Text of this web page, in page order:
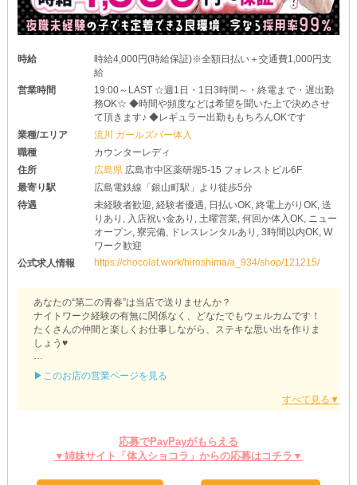
時給
時給4,000円(時給保証)※全額日払い＋交通費1,000円支
給
営業時間
19:00～LAST ☆週1日・1日3時間～・終電まで・遅出勤
務OK☆ ◆時間や頻度などは希望を聞いた上で決めさせ
て頂きます♪ ◆レギュラー出勤ももちろんOKです
業種/エリア
流川 ガールズバー体入
職種
カウンターレディ
住所
広島県 広島市中区薬研堀5-15 フォレストビル6F
最寄り駅
広島電鉄線「銀山町駅」より徒歩5分
待遇
未経験者歓迎, 経験者優遇, 日払いOK, 終電上がりOK, 送
りあり, 入店祝い金あり, 土曜営業, 何回か体入OK, ニュー
オープン, 寮完備, ドレスレンタルあり, 3時間以内OK, W
ワーク歓迎
公式求人情報
https://chocolat.work/hiroshima/a_934/shop/121215/
あなたの“第二の青春”は当店で送りませんか？
ナイトワーク経験の有無に関係なく、どなたでもウェルカムです！
たくさんの仲間と楽しくお仕事しながら、ステキな思い出を作りま
しょう♥
過去のご活躍ぶりを最大限考慮のうえ、入店条件を『優遇』します
待遇面のご希望やご相談があれば、面接時に遠慮なくお伝えくださ
▶このお店の営業ページを見る
応募でPayPayがもらえる
▼姉妹サイト「体入ショコラ」からの応募はコチラ▼